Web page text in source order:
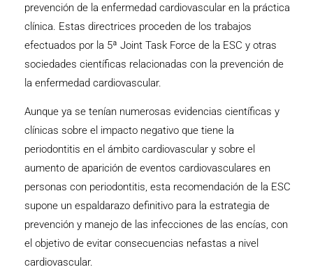
prevención de la enfermedad cardiovascular en la práctica
clínica. Estas directrices proceden de los trabajos
efectuados por la 5ª Joint Task Force de la ESC y otras
sociedades científicas relacionadas con la prevención de
la enfermedad cardiovascular.
Aunque ya se tenían numerosas evidencias científicas y
clínicas sobre el impacto negativo que tiene la
periodontitis en el ámbito cardiovascular y sobre el
aumento de aparición de eventos cardiovasculares en
personas con periodontitis, esta recomendación de la ESC
supone un espaldarazo definitivo para la estrategia de
prevención y manejo de las infecciones de las encías, con
el objetivo de evitar consecuencias nefastas a nivel
cardiovascular.